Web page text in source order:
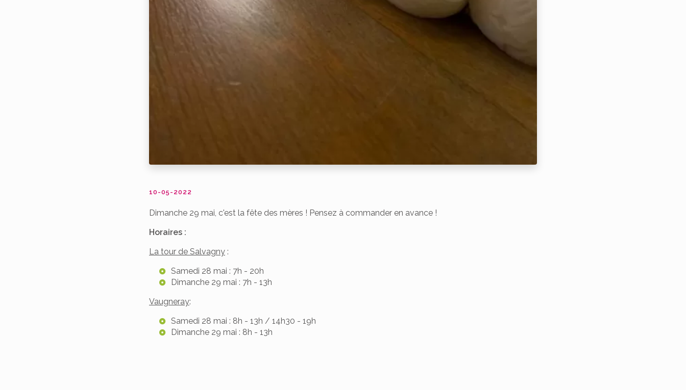
10-05-2022
Dimanche 29 mai, c'est la fête des mères ! Pensez à commander en avance !
Horaires :
La tour de Salvagny :
Samedi 28 mai : 7h - 20h
Dimanche 29 mai : 7h - 13h
Vaugneray:
Samedi 28 mai : 8h - 13h / 14h30 - 19h
Dimanche 29 mai : 8h - 13h